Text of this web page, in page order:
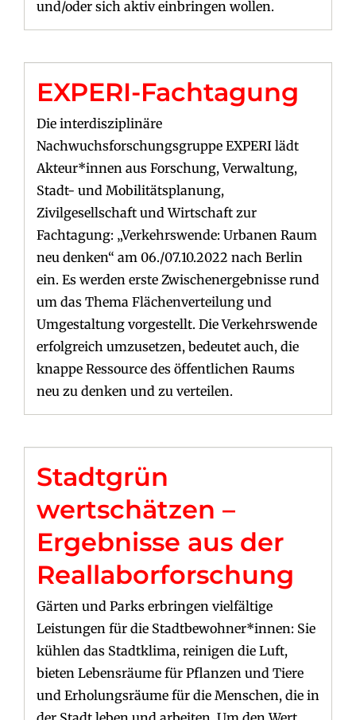
und/oder sich aktiv einbringen wollen.
EXPERI-Fachtagung
Die interdisziplinäre
Nachwuchsforschungsgruppe EXPERI lädt
Akteur*innen aus Forschung, Verwaltung,
Stadt- und Mobilitätsplanung,
Zivilgesellschaft und Wirtschaft zur
Fachtagung: „Verkehrswende: Urbanen Raum
neu denken“ am 06./07.10.2022 nach Berlin
ein. Es werden erste Zwischenergebnisse rund
um das Thema Flächenverteilung und
Umgestaltung vorgestellt. Die Verkehrswende
erfolgreich umzusetzen, bedeutet auch, die
knappe Ressource des öffentlichen Raums
neu zu denken und zu verteilen.
Stadtgrün
wertschätzen –
Ergebnisse aus der
Reallaborforschung
Gärten und Parks erbringen vielfältige
Leistungen für die Stadtbewohner*innen: Sie
kühlen das Stadtklima, reinigen die Luft,
bieten Lebensräume für Pflanzen und Tiere
und Erholungsräume für die Menschen, die in